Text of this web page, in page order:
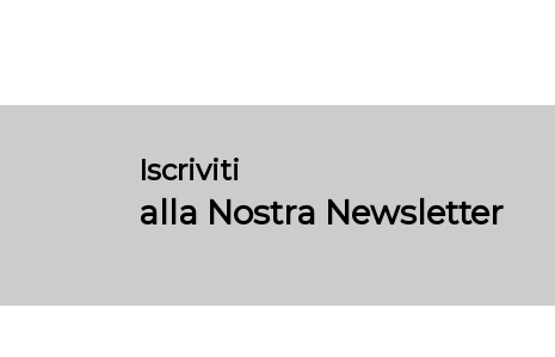
Iscriviti
alla Nostra Newsletter